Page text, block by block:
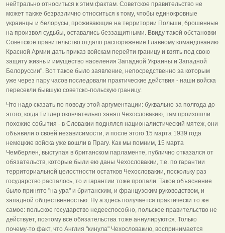
нейтрально относиться к этим фактам. Советское правительство не
может также безразлично относиться к тому, чтобы единокровные
украинцы и белорусы, проживающие на территории Польши, брошенные
на произвол судьбы, оставались беззащитными. Ввиду такой обстановки
Советское правительство отдало распоряжение Главному командованию
Красной Армии дать приказ войскам перейти границу и взять под свою
защиту жизнь и имущество населения Западной Украины и Западной
Белоруссии". Вот такое было заявление, непосредственно за которым
уже через пару часов последовали практические действия - наши войска
пересекли бывшую советско-польскую границу.
Что надо сказать по поводу этой аргументации: буквально за полгода до
этого, когда Гитлер окончательно занял Чехословакию, там произошли
похожие события - в Словакии поднялся националистический мятеж, они
объявили о своей независимости, и после этого 15 марта 1939 года
немецкие войска уже вошли в Прагу. Как мы помним, 15 марта
Чемберлен, выступая в британском парламенте, публично отказался от
обязательств, которые были ею даны Чехословакии, т.е. по гарантии
территориальной целостности остатков Чехословакии, поскольку раз
государство распалось, то и гарантии тоже пропали. Такое объяснение
было принято "на ура" и британским, и французским руководством, и
западной общественностью. Ну а здесь получается практически то же
самое: польское государство недееспособно, польское правительство не
действует, поэтому все обязательства тоже аннулируются. Только
почему-то факт, что Англия "кинула" Чехословакию, воспринимается